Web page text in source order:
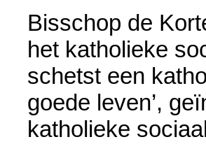
Bisschop de
het katholieke
schetst een
goede leven’,
katholieke